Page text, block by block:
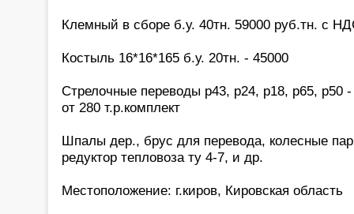
Клемный в сборе б.у. 40тн. 59000 руб.тн. с
Костыль 16*16*165 б.у. 20тн. - 45000
Стрелочные переводы р43, р24, р18, р65, р50
от 280 т.р.комплект
Шпалы дер., брус для перевода, колесные
редуктор тепловоза ту 4-7, и др.
Местоположение: г.киров, Кировская область